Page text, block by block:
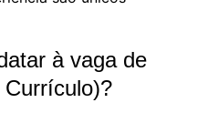
à vaga de